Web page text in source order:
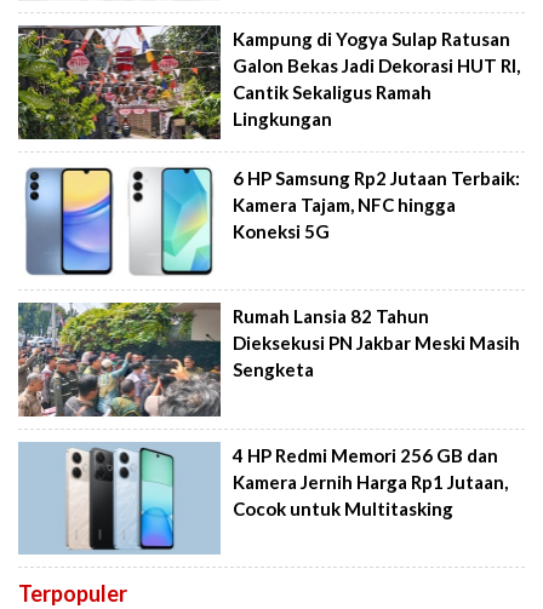
Kampung di Yogya Sulap Ratusan
Galon Bekas Jadi Dekorasi HUT RI,
Cantik Sekaligus Ramah
Lingkungan
6 HP Samsung Rp2 Jutaan Terbaik:
Kamera Tajam, NFC hingga
Koneksi 5G
Rumah Lansia 82 Tahun
Dieksekusi PN Jakbar Meski Masih
Sengketa
4 HP Redmi Memori 256 GB dan
Kamera Jernih Harga Rp1 Jutaan,
Cocok untuk Multitasking
Terpopuler